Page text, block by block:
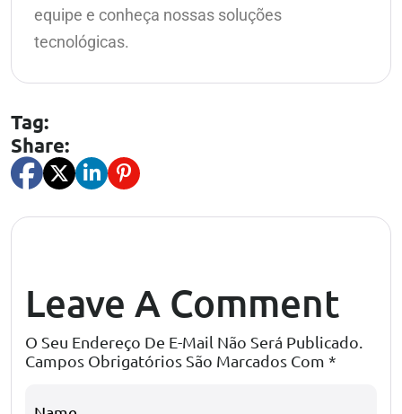
equipe e conheça nossas soluções
tecnológicas.
Tag:
Share:
Leave A Comment
O Seu Endereço De E-Mail Não Será Publicado.
Campos Obrigatórios São Marcados Com *